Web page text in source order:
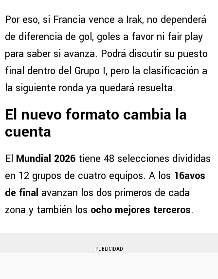
Por eso, si Francia vence a Irak, no dependerá
de diferencia de gol, goles a favor ni fair play
para saber si avanza. Podrá discutir su puesto
final dentro del Grupo I, pero la clasificación a
la siguiente ronda ya quedará resuelta.
El nuevo formato cambia la
cuenta
El Mundial 2026 tiene 48 selecciones divididas
en 12 grupos de cuatro equipos. A los 16avos
de final avanzan los dos primeros de cada
zona y también los ocho mejores terceros.
PUBLICIDAD